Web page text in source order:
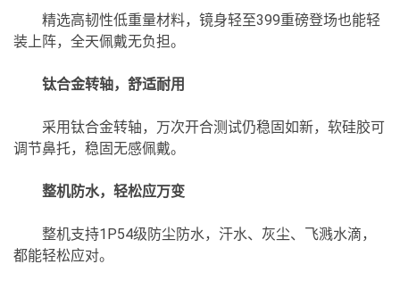
精选高韧性低重量材料，镜身轻至399重磅登场也能轻
装上阵，全天佩戴无负担。
钛合金转轴，舒适耐用
采用钛合金转轴，万次开合测试仍稳固如新，软硅胶可
调节鼻托，稳固无感佩戴。
整机防水，轻松应万变
整机支持1P54级防尘防水，汗水、灰尘、飞溅水滴，
都能轻松应对。